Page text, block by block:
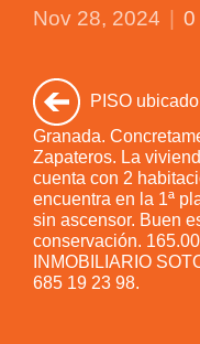
Nov 28, 2024 0
PISO
Granada.
Zapateros. La
cuenta con 2
encuentra en la 1ª
sin ascensor. Buen
conservación.
INMOBILIARIO
685 19 23 98.